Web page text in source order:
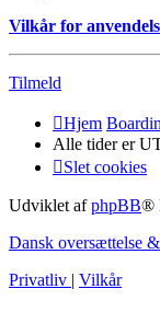
Vilkår for
Tilmeld
Hjem
Alle tider er
Slet cookies
Udviklet afphpBB®
Dansk oversættelse
Privatliv | Vilkår